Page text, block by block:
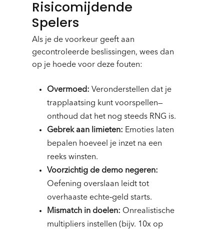
Risicomijdende
Spelers
Als je de voorkeur geeft aan
gecontroleerde beslissingen, wees dan
op je hoede voor deze fouten:
Overmoed: Veronderstellen dat je
trapplaatsing kunt voorspellen—
onthoud dat het nog steeds RNG is.
Gebrek aan limieten: Emoties laten
bepalen hoeveel je inzet na een
reeks winsten.
Voorzichtig de demo negeren:
Oefening overslaan leidt tot
overhaaste echte‑geld starts.
Mismatch in doelen: Onrealistische
multipliers instellen (bijv. 10x op